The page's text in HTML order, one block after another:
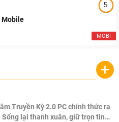
5
MOBI
Mobile
+
Truyền Kỳ 2.0 PC chính thức ra
Sống lại thanh xuân, giữ trọn tinh